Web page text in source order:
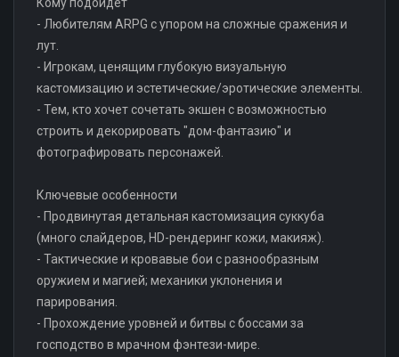
- Любителям ARPG с упором на сложные сражения и
лут.
- Игрокам, ценящим глубокую визуальную
кастомизацию и эстетические/эротические элементы.
- Тем, кто хочет сочетать экшен с возможностью
строить и декорировать "дом-фантазию" и
фотографировать персонажей.
Ключевые особенности
- Продвинутая детальная кастомизация суккуба
(много слайдеров, HD-рендеринг кожи, макияж).
- Тактические и кровавые бои с разнообразным
оружием и магией; механики уклонения и
парирования.
- Прохождение уровней и битвы с боссами за
господство в мрачном фэнтези-мире.